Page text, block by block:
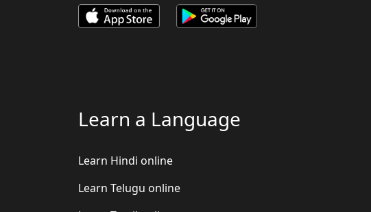
Learn a Language
Learn Hindi online
Learn Telugu online